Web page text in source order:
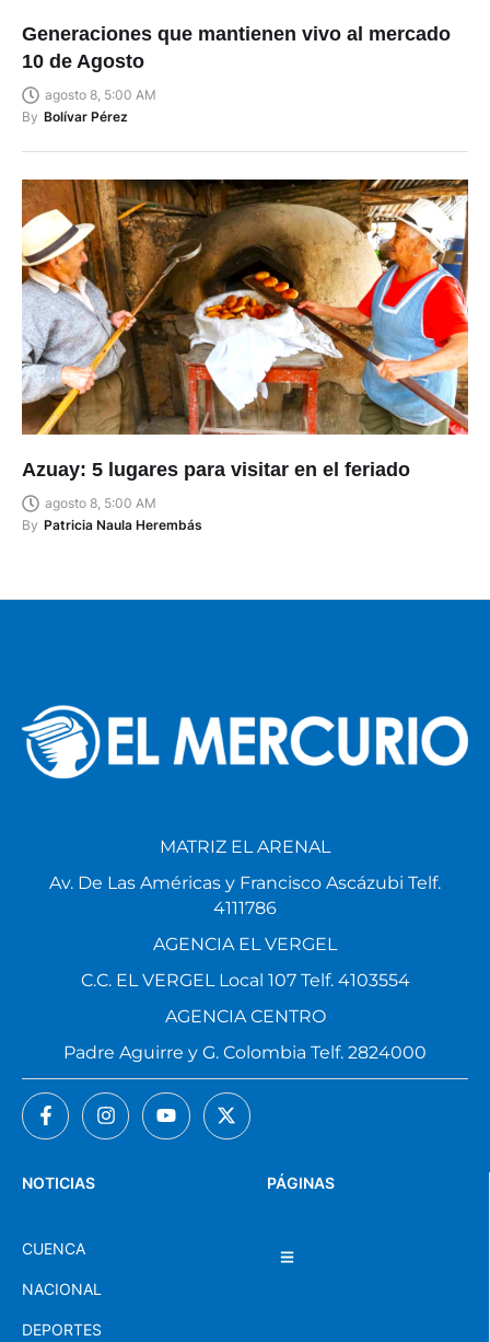
Generaciones que mantienen vivo al mercado
10 de Agosto
agosto 8, 5:00 AM
By Bolívar Pérez
Azuay: 5 lugares para visitar en el feriado
agosto 8, 5:00 AM
By Patricia Naula Herembás
PÁGINAS
NOTICIAS
CUENCA
NACIONAL
DEPORTES
MATRIZ EL ARENAL
Av. De Las Américas y Francisco Ascázubi Telf.
4111786
AGENCIA EL VERGEL
C.C. EL VERGEL Local 107 Telf. 4103554
AGENCIA CENTRO
Padre Aguirre y G. Colombia Telf. 2824000